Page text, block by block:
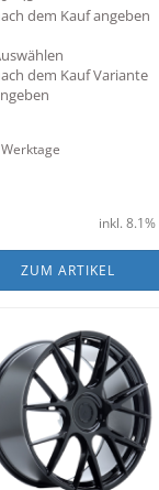
dem Kauf angeben
dem Kauf Variante
inkl.
ZUM ARTIKEL